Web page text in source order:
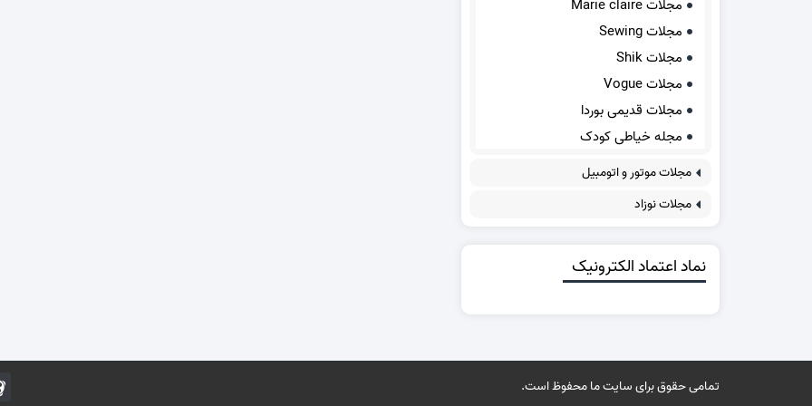
مجلات Marie claire
مجلات Sewing
مجلات Shik
مجلات Vogue
مجلات قدیمی بوردا
مجله خیاطی کودک
مجلات موتور و اتومبیل
مجلات نوزاد
نماد اعتماد الکترونیک
تمامی حقوق برای سایت ما محفوظ است.